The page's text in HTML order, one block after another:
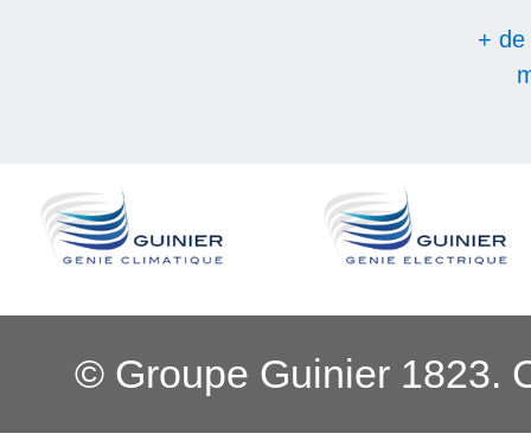
+
© Groupe Guinier 1823.